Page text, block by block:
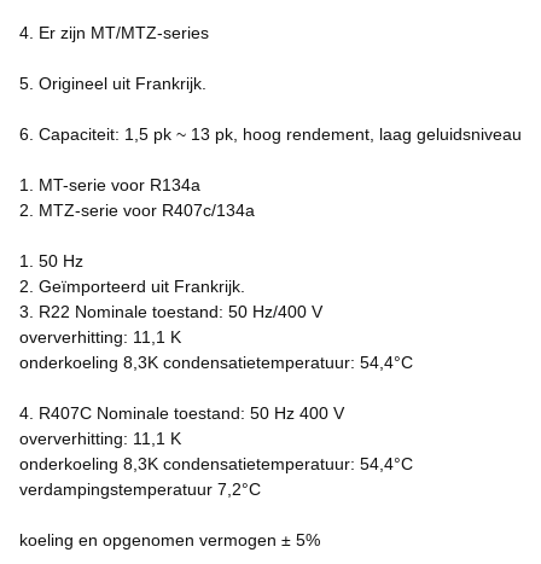
4. Er zijn MT/MTZ-series
5. Origineel uit Frankrijk.
6. Capaciteit: 1,5 pk ~ 13 pk, hoog rendement, laag geluidsniveau
1. MT-serie voor R134a
2. MTZ-serie voor R407c/134a
1. 50 Hz
2. Geïmporteerd uit Frankrijk.
3. R22 Nominale toestand: 50 Hz/400 V
oververhitting: 11,1 K
onderkoeling 8,3K condensatietemperatuur: 54,4°C
4. R407C Nominale toestand: 50 Hz 400 V
oververhitting: 11,1 K
onderkoeling 8,3K condensatietemperatuur: 54,4°C
verdampingstemperatuur 7,2°C
koeling en opgenomen vermogen ± 5%